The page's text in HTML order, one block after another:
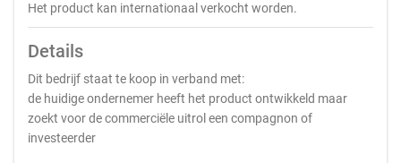
Het product kan internationaal verkocht worden.
Details
Dit bedrijf staat te koop in verband met:
de huidige ondernemer heeft het product ontwikkeld maar
zoekt voor de commerciële uitrol een compagnon of
investeerder